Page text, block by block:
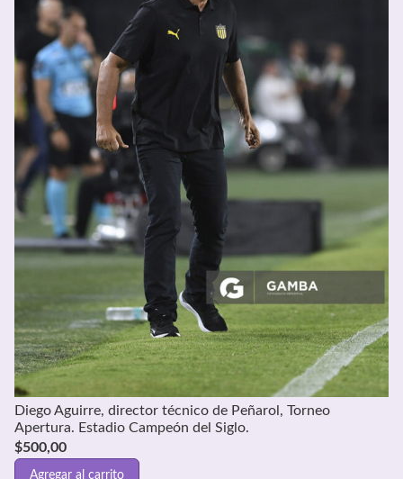
Diego Aguirre, director técnico de Peñarol, Torneo
Apertura. Estadio Campeón del Siglo.
$500,00
Agregar al carrito